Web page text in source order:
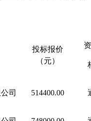
投标报价
（元）
司 514400.00